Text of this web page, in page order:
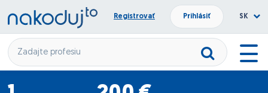
Registrovať Prihlásiť SK